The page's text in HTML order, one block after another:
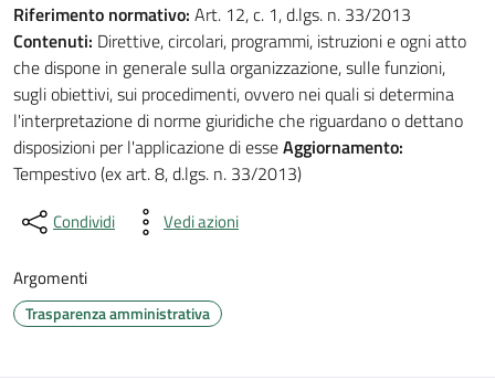
Riferimento normativo: Art. 12, c. 1, d.lgs. n. 33/2013
Contenuti: Direttive, circolari, programmi, istruzioni e ogni atto
che dispone in generale sulla organizzazione, sulle funzioni,
sugli obiettivi, sui procedimenti, ovvero nei quali si determina
l'interpretazione di norme giuridiche che riguardano o dettano
disposizioni per l'applicazione di esseAggiornamento:
Tempestivo (ex art. 8, d.lgs. n. 33/2013)
Condividi Vedi azioni
Argomenti
Trasparenza amministrativa